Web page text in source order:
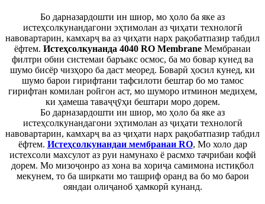
Бо дарназардошти ин шиор, мо ҳоло ба яке аз
истеҳсолкунандагони эҳтимолан аз ҷиҳати технологӣ
навовартарин, камхарҷ ва аз ҷиҳати нарх рақобатпазир табдил
ёфтем. Истеҳсолкунанда 4040 RO Membrane Мембранаи
филтри обии системаи баръакс осмос, ба мо бовар кунед ва
шумо бисёр чизҳоро ба даст меоред. Боварӣ ҳосил кунед, ки
шумо барои гирифтани тафсилоти бештар бо мо тамос
гирифтан комилан ройгон аст, мо шуморо итминон медиҳем,
ки ҳамеша таваҷҷӯҳи бештари моро дорем.
Бо дарназардошти ин шиор, мо ҳоло ба яке аз
истеҳсолкунандагони эҳтимолан аз ҷиҳати технологӣ
навовартарин, камхарҷ ва аз ҷиҳати нарх рақобатпазир табдил
ёфтем. Истеҳсолкунандаи мембранаи RO, Мо холо дар
истехсоли махсулот аз руи намунахо ё расмхо тачрибаи кофй
дорем. Мо мизоҷонро аз хона ва хориҷа самимона истиқбол
мекунем, то ба ширкати мо ташриф оранд ва бо мо барои
ояндаи олиҷаноб ҳамкорӣ кунанд.